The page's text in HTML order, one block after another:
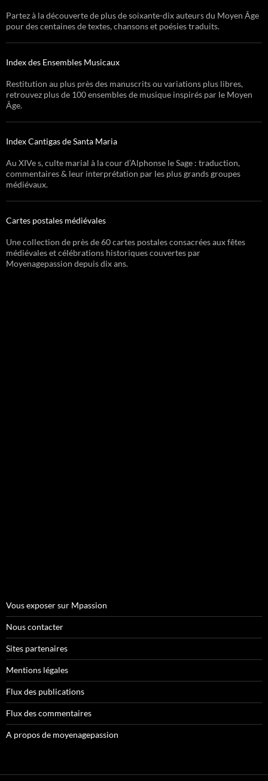
Partez à la découverte de plus de soixante-dix auteurs du Moyen Âge
pour des centaines de textes, chansons et poésies traduits.
Index des Ensembles Musicaux
Restitution au plus près des manuscrits ou variations plus libres,
retrouvez plus de 100 ensembles de musique inspirés par le Moyen
Âge.
Index Cantigas de Santa Maria
Au XIVe s, culte marial à la cour d’Alphonse le Sage : traduction,
commentaires & leur interprétation par les plus grands groupes
médiévaux.
Cartes postales médiévales
Une collection de près de 60 cartes postales consacrées aux fêtes
médiévales et célébrations historiques couvertes par
Moyenagepassion depuis dix ans.
Vous exposer sur Mpassion
Nous contacter
Sites partenaires
Mentions légales
Flux des publications
Flux des commentaires
A propos de moyenagepassion